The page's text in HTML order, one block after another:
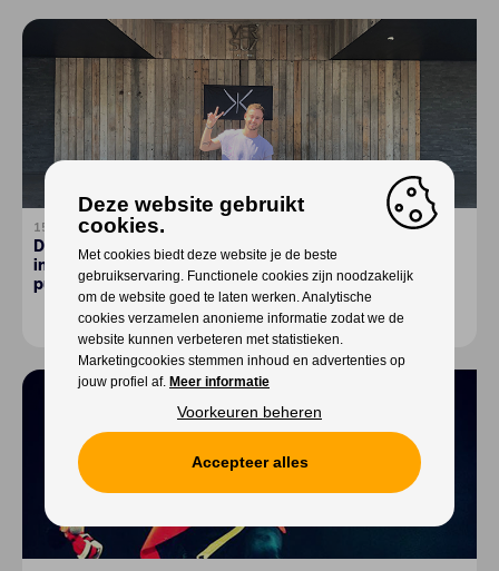
15-06-2020
De Hasseltse dj en producer Kenn Colt speelde aan de
ingang van een gesloten Club Versuz: “Zonder
publiek...een vreemde ervaring.”
Meer lezen
Deze website gebruikt
cookies.
Met cookies biedt deze website je de beste
gebruikservaring. Functionele cookies zijn noodzakelijk
om de website goed te laten werken. Analytische
cookies verzamelen anonieme informatie zodat we de
website kunnen verbeteren met statistieken.
Marketingcookies stemmen inhoud en advertenties op
jouw profiel af. Meer informatie
Voorkeuren beheren
Accepteer alles